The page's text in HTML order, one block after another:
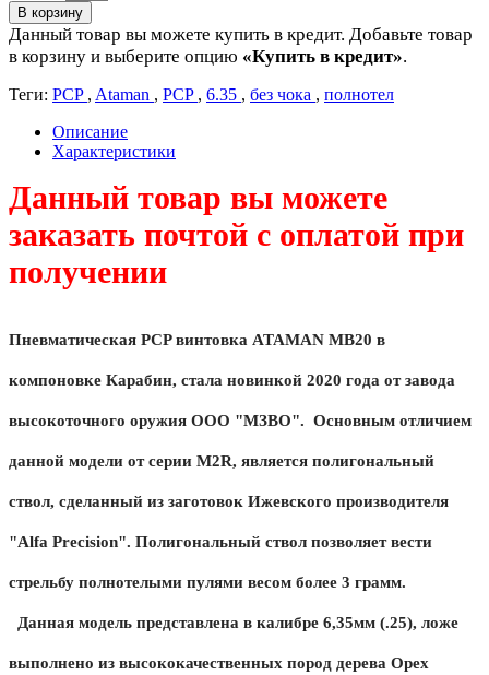
В корзину
Данный товар вы можете купить в кредит. Добавьте товар
в корзину и выберите опцию «Купить в кредит».
Теги: PCP , Ataman , PCP , 6.35 , без чока , полнотел
Описание
Характеристики
Данный товар вы можете
заказать почтой с оплатой при
получении
Пневматическая PCP винтовка ATAMAN MB20 в
компоновке Карабин, стала новинкой 2020 года от завода
высокоточного оружия ООО "МЗВО". Основным отличием
данной модели от серии M2R, является полигональный
ствол, сделанный из заготовок Ижевского производителя
"Alfa Precision". Полигональный ствол позволяет вести
стрельбу полнотелыми пулями весом более 3 грамм.
Данная модель представлена в калибре 6,35мм (.25), ложе
выполнено из высококачественных пород дерева Орех